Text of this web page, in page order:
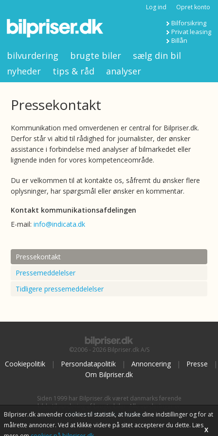
Log ind Opret konto
Bilforsikring
Privat leasing
Billån
bilvurdering brugte biler
sælg din bil
nyheder
tips & råd analyser
Pressekontakt
Kommunikation med omverdenen er central for Bilpriser.dk.
Derfor står vi altid til rådighed for journalister, der ønsker
assistance i forbindelse med analyser af bilmarkedet eller
lignende inden for vores kompetenceområde.
Du er velkommen til at kontakte os, såfremt du ønsker flere
oplysninger, har spørgsmål eller ønsker en kommentar.
Kontakt kommunikationsafdelingen
E-mail:info@indicata.dk
Pressekontakt
Pressemeddelelser
Tidligere pressemeddelelser
©2006 - 2026 Bilpriser.dk A/S
Cookiepolitik | Persondatapolitik | Annoncering | Presse
|
Om Bilpriser.dk
Siden 1999 har Bilpriser.dk været danmarks førende
kilde til vurdering af brugte biler. Alle vurderinger er
baseret påBilpriserPro Prisberegning , bilbranchens
uafhængige værktøj til bilvurdering.
Bilpriser.dk anvender cookies til statistik, at huske dine indstillinger og for at
målrette annoncer. Ved at klikke videre på sitet accepterer du dette. Læs
X